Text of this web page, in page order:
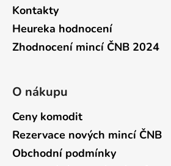
Kontakty
Heureka hodnocení
Zhodnocení mincí ČNB 2024
O nákupu
Ceny komodit
Rezervace nových mincí ČNB
Obchodní podmínky